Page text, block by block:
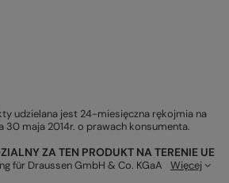
udzielana jest 24-miesięczna rękojmia na
30 maja 2014r. o prawach konsumenta.
ZA TEN PRODUKT NA TERENIE UE
für Draussen GmbH & Co. KGaA Więcej